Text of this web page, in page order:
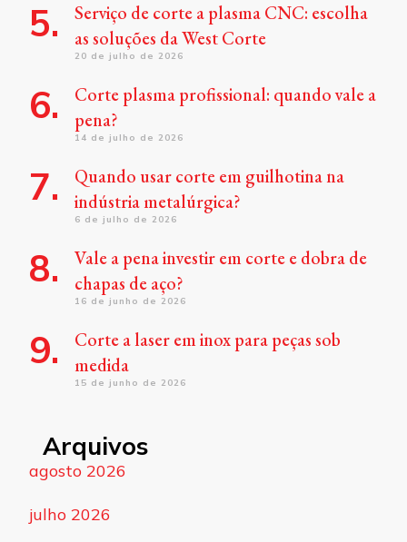
Serviço de corte a plasma CNC: escolha
as soluções da West Corte
20 de julho de 2026
Corte plasma profissional: quando vale a
pena?
14 de julho de 2026
Quando usar corte em guilhotina na
indústria metalúrgica?
6 de julho de 2026
Vale a pena investir em corte e dobra de
chapas de aço?
16 de junho de 2026
Corte a laser em inox para peças sob
medida
15 de junho de 2026
Arquivos
agosto 2026
julho 2026